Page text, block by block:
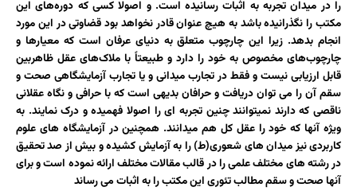
را در میدان تجربه به اثبات رسانیده است. و اصولا کسی که دوره‌های این
مکتب را نگذرانیده باشد به هیچ عنوان قادر نخواهد بود قضاوتی در این مورد
انجام بدهد. زیرا این چارچوب متعلق به دنیای عرفان است که معیارها و
چارچوب‌های مخصوص به خود را دارد و طبیعتاً با ملاک‌های عقل ظاهربین
قابل ارزیابی نیست و فقط در تجارب میدانی و یا تجارب آزمایشگاهی صحت و
سقم آن را می توان دریافت و حرافان بدیهی است که با حرافی و نگاه عقلانی
ناقصی که دارند نمیتوانند چنین تجربه ای را اصولا فهمیده و درک نمایند. به
ویژه آنها که خود را عقل کل هم میدانند. همچنین در آزمایشگاه های علوم
کاربردی نیز میدان های شعوری(ط) را به آزمایش کشیده و بیش از صد تحقیق
در رشته های مختلف علمی را در قالب مقالات مختلف ارائه نموده است و برای
آنها صحت و سقم مطالب تئوری این مکتب را به اثبات می رساند